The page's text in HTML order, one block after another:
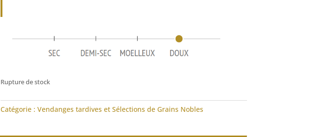
Rupture de stock
Catégorie : Vendanges tardives et Sélections de Grains Nobles